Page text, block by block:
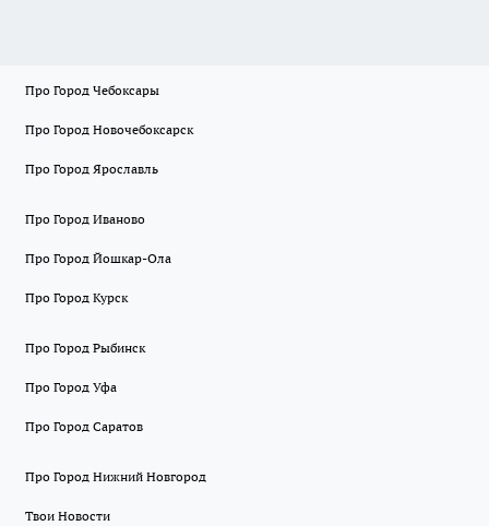
Про Город Чебоксары
Про Город Новочебоксарск
Про Город Ярославль
Про Город Иваново
Про Город Йошкар-Ола
Про Город Курск
Про Город Рыбинск
Про Город Уфа
Про Город Саратов
Про Город Нижний Новгород
Твои Новости